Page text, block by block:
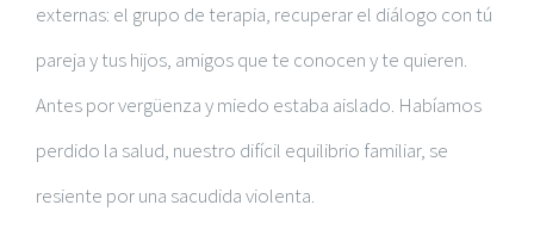
externas: el grupo de terapia, recuperar el diálogo con tú
pareja y tus hijos, amigos que te conocen y te quieren.
Antes por vergüenza y miedo estaba aislado. Habíamos
perdido la salud, nuestro difícil equilibrio familiar, se
resiente por una sacudida violenta.